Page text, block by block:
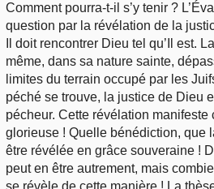
Comment pourra-t-il s’y tenir ?
question par la révélation de la
Il doit rencontrer Dieu tel qu’Il est.
même, dans sa nature sainte,
limites du terrain occupé par les
péché se trouve, la justice de Dieu
pécheur. Cette révélation
glorieuse ! Quelle bénédiction, que
être révélée en grâce souveraine !
peut en être autrement, mais
se révèle de cette manière ! La